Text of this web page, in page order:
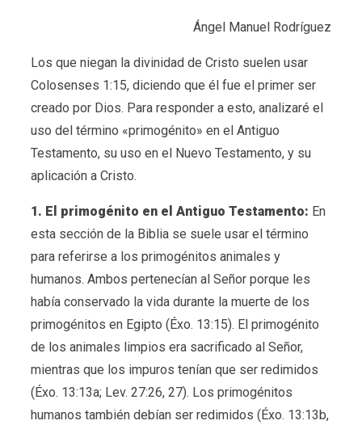
Ángel Manuel Rodríguez
Los que niegan la divinidad de Cristo suelen usar
Colosenses 1:15, diciendo que él fue el primer ser
creado por Dios. Para responder a esto, analizaré el
uso del término «primogénito» en el Antiguo
Testamento, su uso en el Nuevo Testamento, y su
aplicación a Cristo.
1. El primogénito en el Antiguo Testamento: En
esta sección de la Biblia se suele usar el término
para referirse a los primogénitos animales y
humanos. Ambos pertenecían al Señor porque les
había conservado la vida durante la muerte de los
primogénitos en Egipto (Éxo. 13:15). El primogénito
de los animales limpios era sacrificado al Señor,
mientras que los impuros tenían que ser redimidos
(Éxo. 13:13a; Lev. 27:26, 27). Los primogénitos
humanos también debían ser redimidos (Éxo. 13:13b,